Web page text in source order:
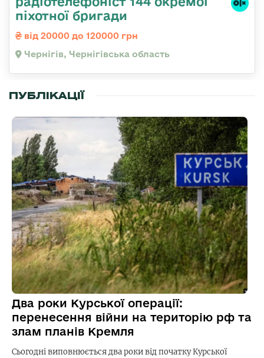
піхотної бригади
від 20000 до 120000 грн
Чернігів, Чернігівська область
ПУБЛІКАЦІЇ
Два роки Курської операції:
перенесення війни на територію рф та
злам планів Кремля
Сьогодні виповнюється два роки від початку Курської